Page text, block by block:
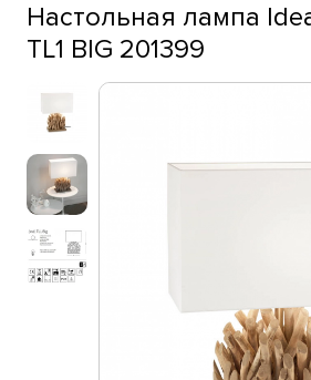
Настольная лампа
TL1 BIG 201399